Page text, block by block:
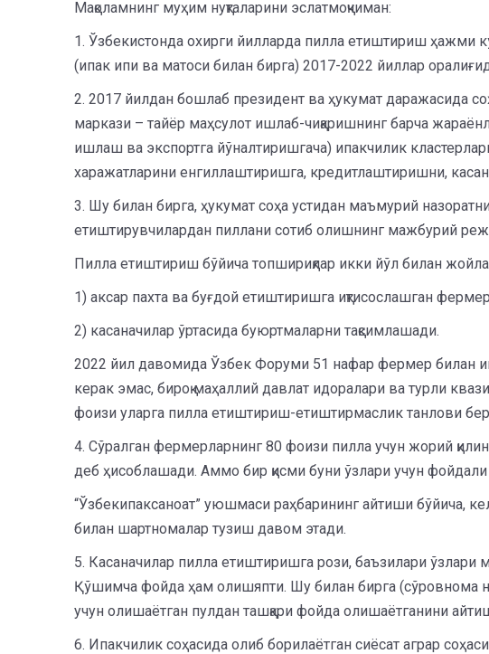
Мақоламнинг муҳим нуқталарини эслатмоқчиман:
1. Ўзбекистонда охирги йилларда пилла етиштириш ҳажми
(ипак ипи ва матоси билан бирга) 2017-2022 йиллар
2. 2017 йилдан бошлаб президент ва ҳукумат даражасида
маркази – тайёр маҳсулот ишлаб-чиқаришнинг барча
ишлаш ва экспортга йўналтиришгача) ипакчилик
харажатларини енгиллаштиришга, кредитлаштиришни,
3. Шу билан бирга, ҳукумат соҳа устидан маъмурий
етиштирувчилардан пиллани сотиб олишнинг мажбурий
Пилла етиштириш бўйича топшириқлар икки йўл билан
1) аксар пахта ва буғдой етиштиришга иқтисослашган
2) касаначилар ўртасида буюртмаларни тақсимлашади.
2022 йил давомида Ўзбек Форуми 51 нафар фермер билан
керак эмас, бироқ маҳаллий давлат идоралари ва турли
фоизи уларга пилла етиштириш-етиштирмаслик танлови
4. Сўралган фермерларнинг 80 фоизи пилла учун жорий
деб ҳисоблашади. Аммо бир қисми буни ўзлари учун
“Ўзбекипаксаноат” уюшмаси раҳбарининг айтиши
билан шартномалар тузиш давом этади.
5. Касаначилар пилла етиштиришга рози, баъзилари ўзлари
Қўшимча фойда ҳам олишяпти. Шу билан бирга (сўровнома
учун олишаётган пулдан ташқари фойда олишаётганини
6. Ипакчилик соҳасида олиб борилаётган сиёсат аграр